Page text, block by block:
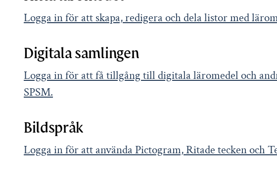
Logga in för att skapa, redigera och dela listor med
Digitala samlingen
Logga in för att få tillgång till digitala läromedel och
SPSM.
Bildspråk
Logga in för att använda Pictogram, Ritade tecken och